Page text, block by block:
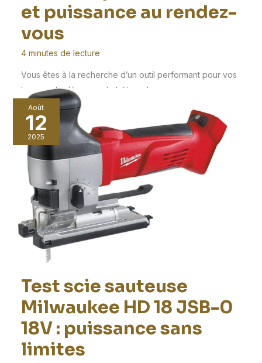
et puissance au rendez-
vous
4 minutes de lecture
Vous êtes à la recherche d’un outil performant pour vos
travaux de découpe de béton, de
Août
12
2025
Test scie sauteuse
Milwaukee HD 18 JSB-0
18V : puissance sans
limites